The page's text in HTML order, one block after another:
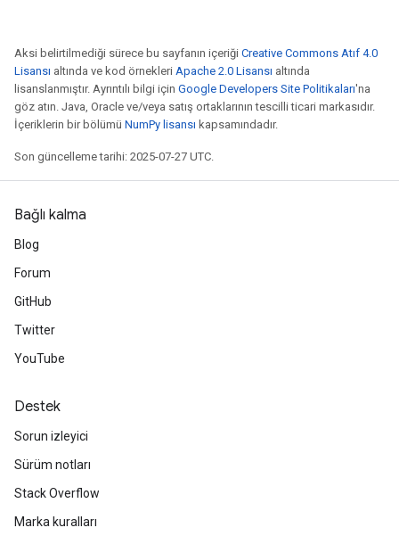
Aksi belirtilmediği sürece bu sayfanın içeriği Creative Commons Atıf 4.0
Lisansı altında ve kod örnekleri Apache 2.0 Lisansı altında
lisanslanmıştır. Ayrıntılı bilgi için Google Developers Site Politikaları'na
göz atın. Java, Oracle ve/veya satış ortaklarının tescilli ticari markasıdır.
İçeriklerin bir bölümü NumPy lisansı kapsamındadır.
Son güncelleme tarihi: 2025-07-27 UTC.
Bağlı kalma
Blog
Forum
GitHub
Twitter
YouTube
Destek
Sorun izleyici
Sürüm notları
Stack Overflow
Marka kuralları